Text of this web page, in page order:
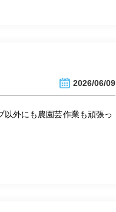
2026/06/09
以外にも農園芸作業も頑張っ